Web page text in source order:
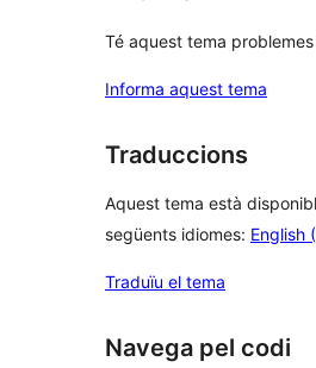
Té aquest tema
Informa aquest tema
Traduccions
Aquest tema està
següents idiomes: English
Traduïu el tema
Navega pel codi